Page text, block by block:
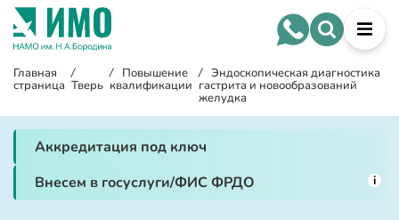
Главная
страница
/
Тверь
/ Повышение
квалификации
/ Эндоскопическая диагностика
гастрита и новообразований
желудка
Аккредитация под ключ
Внесем в госуслуги/ФИС ФРДО
i